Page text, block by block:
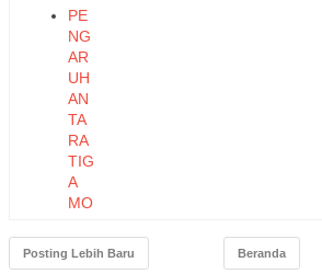
PE
NG
AR
UH
AN
TA
RA
TIG
A
MO
KO
Posting Lebih Baru Beranda